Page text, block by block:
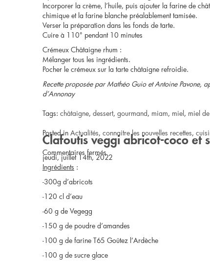
Incorporer la crème, l’huile, puis ajouter la farine de
chimique et la farine blanche préalablement tamisée.
Verser la préparation dans les fonds de tarte.
Cuire à 110° pendant 10 minutes
Crémeux Châtaigne rhum :
Mélanger tous les ingrédients.
Pocher le crémeux sur la tarte châtaigne refroidie.
Recette proposée par Mathéo Guio et Antoine Pavone,
d’Annonay
Tags: châtaigne, dessert, gourmand, miam, miel, miel
Posted in Actualités, connaitre les nouvelles recettes,
Commentaires fermés
Clafoutis veggi abricot-coco et
jeudi, juillet 14th, 2022
Ingrédients :
-300g d’abricots
-120 cl d’eau
-60 g de Vegegg
-150 g de poudre d’amandes
-100 g de farine T65 Goûtez l’Ardèche
-100 g de sucre glace